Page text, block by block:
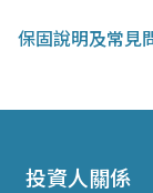
保固說明及常見
投資人關係